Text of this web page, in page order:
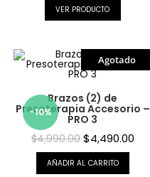
VER PRODUCTO
Agotado
-10%
Brazos (2) de
Presoterapia Accesorio –
PRO 3
$4,990.00 $4,490.00
AÑADIR AL CARRITO